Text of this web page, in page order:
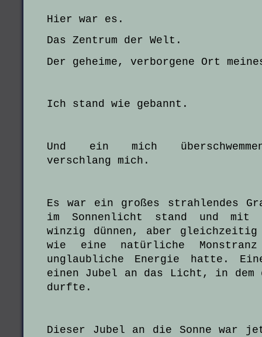
Hier war es.
Das Zentrum der Welt.
Der geheime, verborgene Ort
Ich stand wie gebannt.
Und ein mich
verschlang mich.
Es war ein großes strahlendes
im Sonnenlicht stand und mit
winzig dünnen, aber gleichzeitig
wie eine natürliche
unglaubliche Energie hatte.
einen Jubel an das Licht, in dem
durfte.
Dieser Jubel an die Sonne war